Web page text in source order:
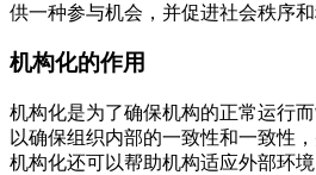
供一种参与机会，并促进社会秩序和
机构化的作用
机构化是为了确保机构的正常运行
以确保组织内部的一致性和一致性
机构化还可以帮助机构适应外部环